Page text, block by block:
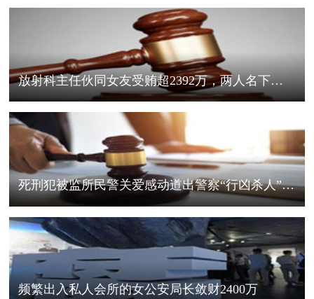
放射科主任伙同女友受贿超2392万，两人名下房产31套，双双获刑
死刑犯被监所民警关爱感动道出警察“行凶杀人”案真凶
频繁出入私人会所的女公安局长敛财2400万